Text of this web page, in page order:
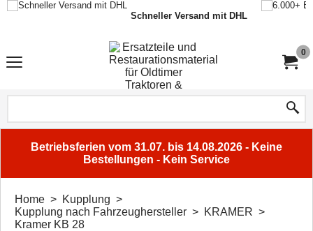
Schneller Versand mit DHL
0
Betriebsferien vom 31.07. bis 14.08.2026 - Keine
Bestellungen - Kein Service
Home > Kupplung >
Kupplung nach Fahrzeughersteller > KRAMER >
Kramer KB 28